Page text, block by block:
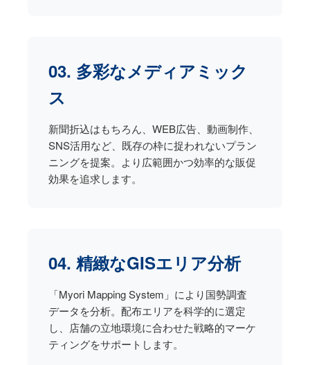
03. 多彩なメディアミック
ス
新聞折込はもちろん、WEB広告、動画制作、
SNS活用など、既存の枠に捉われないプラン
ニングを提案。より広範囲かつ効率的な販促
効果を追求します。
04. 精緻なGISエリア分析
「Myori Mapping System」により国勢調査
データを分析。配布エリアを科学的に選定
し、店舗の立地環境に合わせた戦略的マーケ
ティングをサポートします。